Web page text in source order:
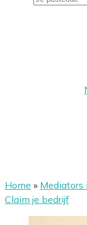
Home » Mediators
Claim je bedrijf